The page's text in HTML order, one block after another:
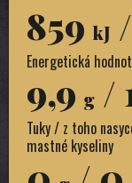
859 kJ
Energetická
9,9 g /
Tuky / z toho
mastné kyseliny